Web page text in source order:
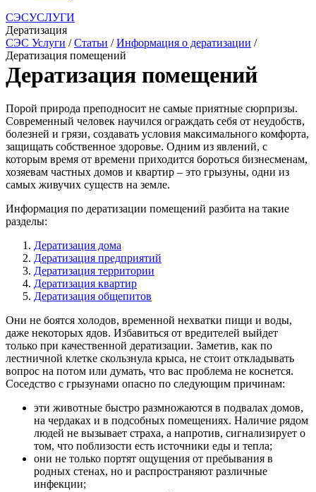
СЭСУСЛУГИ
Дератизация
СЭС Услуги /Статьи /Информация о дератизации /
Дератизация помещений
Дератизация помещений
Порой природа преподносит не самые приятные сюрпризы.
Современный человек научился ограждать себя от неудобств,
болезней и грязи, создавать условия максимального комфорта,
защищать собственное здоровье. Одним из явлений, с
которым время от времени приходится бороться бизнесменам,
хозяевам частных домов и квартир – это грызуны, одни из
самых живучих существ на земле.
Информация по дератизации помещений разбита на такие
разделы:
Дератизация дома
Дератизация предприятий
Дератизация территории
Дератизация квартир
Дератизация общепитов
Они не боятся холодов, временной нехватки пищи и воды,
даже некоторых ядов. Избавиться от вредителей выйдет
только при качественной дератизации. Заметив, как по
лестничной клетке скользнула крыса, не стоит откладывать
вопрос на потом или думать, что вас проблема не коснется.
Соседство с грызунами опасно по следующим причинам:
эти животные быстро размножаются в подвалах домов,
на чердаках и в подсобных помещениях. Наличие рядом
людей не вызывает страха, а напротив, сигнализирует о
том, что поблизости есть источники еды и тепла;
они не только портят ощущения от пребывания в
родных стенах, но и распространяют различные
инфекции;